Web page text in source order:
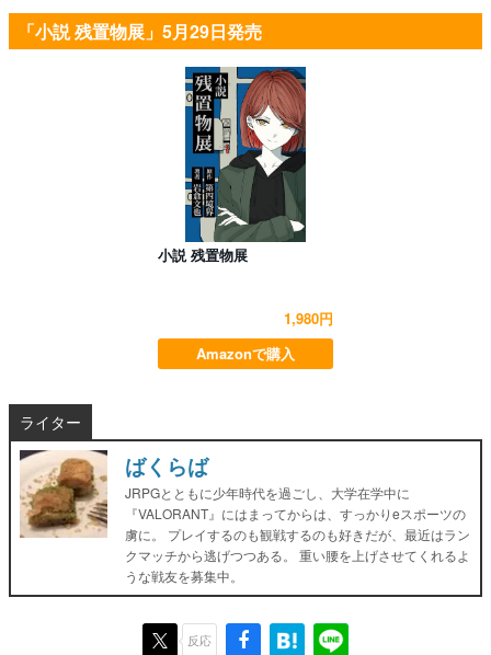
「小説 残置物展」5月29日発売
小説 残置物展
1,980円
Amazonで購入
ライター
ばくらば
JRPGとともに少年時代を過ごし、大学在学中に
『VALORANT』にはまってからは、すっかりeスポーツの
虜に。 プレイするのも観戦するのも好きだが、最近はラン
クマッチから逃げつつある。 重い腰を上げさせてくれるよ
うな戦友を募集中。
反応